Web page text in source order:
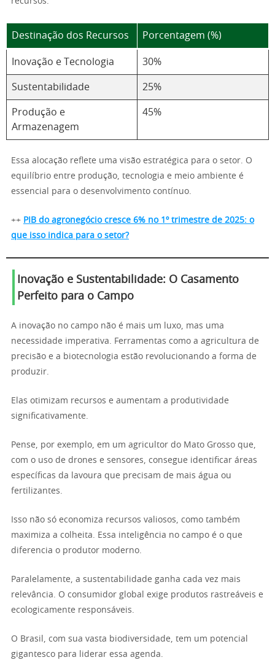
Destinação dos Recursos Porcentagem (%)
Inovação e Tecnologia 30%
Sustentabilidade 25%
Produção e
Armazenagem
45%
Essa alocação reflete uma visão estratégica para o setor. O
equilíbrio entre produção, tecnologia e meio ambiente é
essencial para o desenvolvimento contínuo.
++ PIB do agronegócio cresce 6% no 1º trimestre de 2025: o
que isso indica para o setor?
Inovação e Sustentabilidade: O Casamento
Perfeito para o Campo
A inovação no campo não é mais um luxo, mas uma
necessidade imperativa. Ferramentas como a agricultura de
precisão e a biotecnologia estão revolucionando a forma de
produzir.
Elas otimizam recursos e aumentam a produtividade
significativamente.
Pense, por exemplo, em um agricultor do Mato Grosso que,
com o uso de drones e sensores, consegue identificar áreas
específicas da lavoura que precisam de mais água ou
fertilizantes.
Isso não só economiza recursos valiosos, como também
maximiza a colheita. Essa inteligência no campo é o que
diferencia o produtor moderno.
Paralelamente, a sustentabilidade ganha cada vez mais
relevância. O consumidor global exige produtos rastreáveis e
ecologicamente responsáveis.
O Brasil, com sua vasta biodiversidade, tem um potencial
gigantesco para liderar essa agenda.